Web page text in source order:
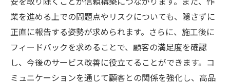
業を進める上での問題点やリスクについても、隠さずに
正直に報告する姿勢が求められます。さらに、施工後に
フィードバックを求めることで、顧客の満足度を確認
し、今後のサービス改善に役立てることができます。コ
ミュニケーションを通じて顧客との関係を強化し、高品